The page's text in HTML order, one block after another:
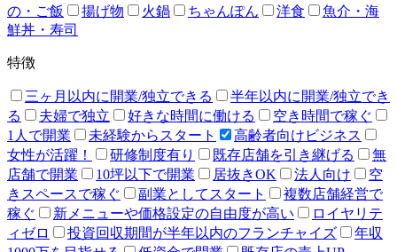
の・ご飯
揚げ物 火鍋 ちゃんぽん 洋食
魚介・海
鮮丼・寿司
特徴
三ヶ月以内に開業/独立できる
半年以内に開業/独立でき
る
夫婦で独立 好きな時間に働ける
空き時間で稼ぐ
1人で開業
未経験からスタート
高齢者向けビジネス
女性が活躍！
研修制度有り 既存店舗を引き継げる
無
店舗で開業
10坪以下で開業 居抜きOK 法人向け
空
きスペースで稼ぐ
副業としてスタート
複数店舗経営で
稼ぐ
新メニューや価格設定の自由度が高い
ロイヤリテ
ィゼロ
投資回収期間が半年以内のフランチャイズ
年収